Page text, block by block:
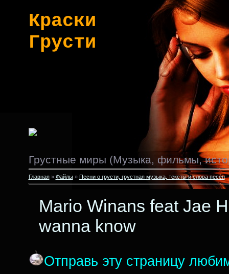
Краски
Грусти
Грустные миры (Музыка, фильмы,
Главная» Файлы» Песни о грусти, грустная музыка, тексты и слова песен
Mario Winans feat Jae
wanna know
Отправь эту страницу